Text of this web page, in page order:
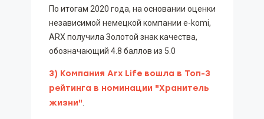
По итогам 2020 года, на основании оценки
независимой немецкой компании e-komi,
ARX получила Золотой знак качества,
обозначающий 4.8 баллов из 5.0
3) Компания Arx Life вошла в Топ-3
рейтинга в номинации "Хранитель
жизни"